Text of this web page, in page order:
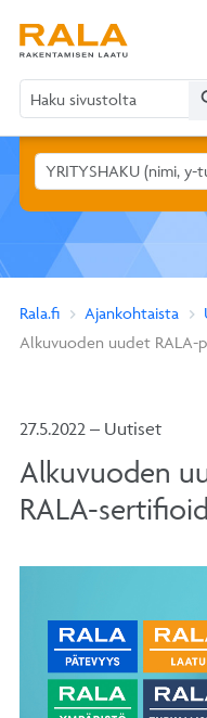
Rala.fi Ajankohtaista
Alkuvuoden uudet RALA-
27.5.2022 – Uutiset
Alkuvuoden
RALA-